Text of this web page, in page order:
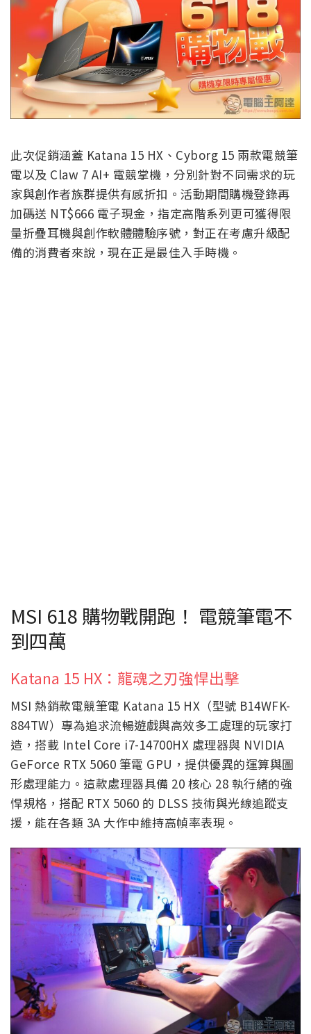
此次促銷涵蓋 Katana 15 HX、Cyborg 15 兩款電競筆
電以及 Claw 7 AI+ 電競掌機，分別針對不同需求的玩
家與創作者族群提供有感折扣。活動期間購機登錄再
加碼送 NT$666 電子現金，指定高階系列更可獲得限
量折疊耳機與創作軟體體驗序號，對正在考慮升級配
備的消費者來說，現在正是最佳入手時機。
MSI 618 購物戰開跑！ 電競筆電不
到四萬
Katana 15 HX：龍魂之刃強悍出擊
MSI 熱銷款電競筆電 Katana 15 HX（型號 B14WFK-
884TW）專為追求流暢遊戲與高效多工處理的玩家打
造，搭載 Intel Core i7-14700HX 處理器與 NVIDIA
GeForce RTX 5060 筆電 GPU，提供優異的運算與圖
形處理能力。這款處理器具備 20 核心 28 執行緒的強
悍規格，搭配 RTX 5060 的 DLSS 技術與光線追蹤支
援，能在各類 3A 大作中維持高幀率表現。